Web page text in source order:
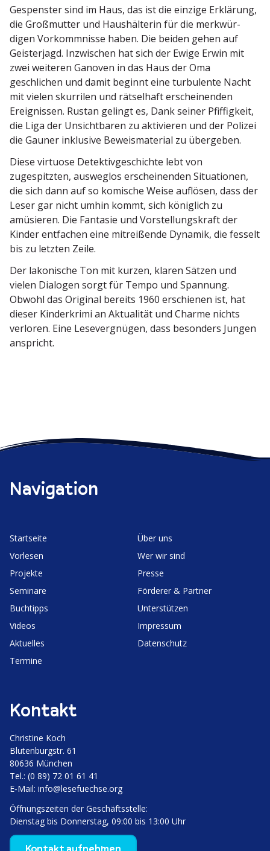
Gespenster sind im Haus, das ist die einzige Erklärung,
die Großmutter und Haushäl­terin für die merkwür­
digen Vorkomm­nisse haben. Die beiden gehen auf
Geisterjagd. Inzwi­schen hat sich der Ewige Erwin mit
zwei weiteren Ganoven in das Haus der Oma
geschlichen und damit beginnt eine turbu­lente Nacht
mit vielen skurrilen und rätselhaft erschei­nenden
Ereig­nissen. Rustan gelingt es, Dank seiner Pfiffigkeit,
die Liga der Unsicht­baren zu aktivieren und der Polizei
die Gauner inklusive Beweis­ma­terial zu übergeben.
Diese virtuose Detek­tiv­ge­schichte lebt von
zugespitzten, ausweglos erschei­nenden Situa­tionen,
die sich dann auf so komische Weise auflösen, dass der
Leser gar nicht umhin kommt, sich königlich zu
amüsieren. Die Fantasie und Vorstel­lungs­kraft der
Kinder entfachen eine mitrei­ßende Dynamik, die fesselt
bis zu letzten Zeile.
Der lakonische Ton mit kurzen, klaren Sätzen und
vielen Dialogen sorgt für Tempo und Spannung.
Obwohl das Original bereits 1960 erschienen ist, hat
dieser Kinder­krimi an Aktua­lität und Charme nichts
verloren. Eine Lesever­gnügen, dass besonders Jungen
anspricht.
Navigation
Start­seite
Vorlesen
Projekte
Seminare
Buchtipps
Videos
Aktuelles
Termine
Über uns
Wer wir sind
Presse
Förderer & Partner
Unter­stützen
Impressum
Daten­schutz
Kontakt
Christine Koch
Bluten­burgstr. 61
80636 München
Tel.: (0 89) 72 01 61 41
E‑Mail: info@lesefuechse.org
Öffnungs­zeiten der Geschäftsstelle:
Dienstag bis Donnerstag, 09:00 bis 13:00 Uhr